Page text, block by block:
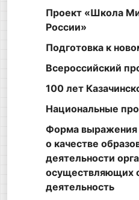
Проект «Школа
России»
Подготовка к
Всероссийский
100 лет
Национальные
Форма выражения
о качестве
деятельности
осуществляющих
деятельность